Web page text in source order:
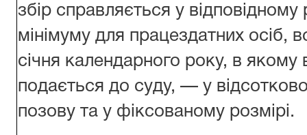
збір справляється у
мінімуму для працездатних осіб,
січня календарного року, в якому
подається до суду, — у
позову та у фіксованому розмірі.